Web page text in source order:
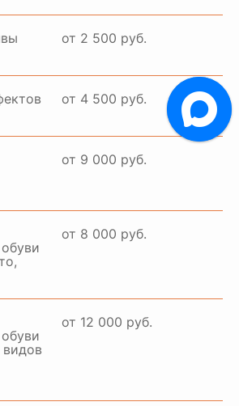
от 2 500 руб.
от 4 500 руб.
от 9 000 руб.
от 8 000 руб.
видов
от 12 000 руб.